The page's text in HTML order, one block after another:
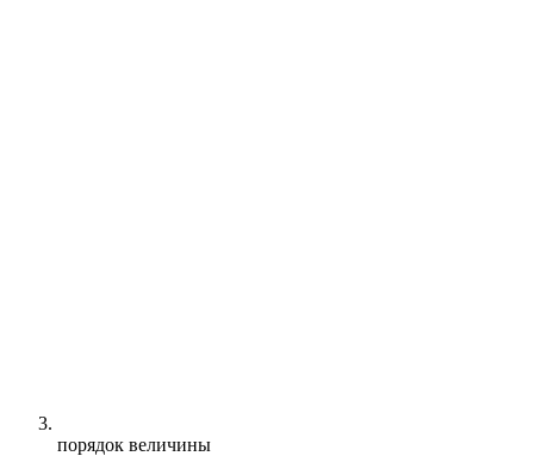
порядок величины